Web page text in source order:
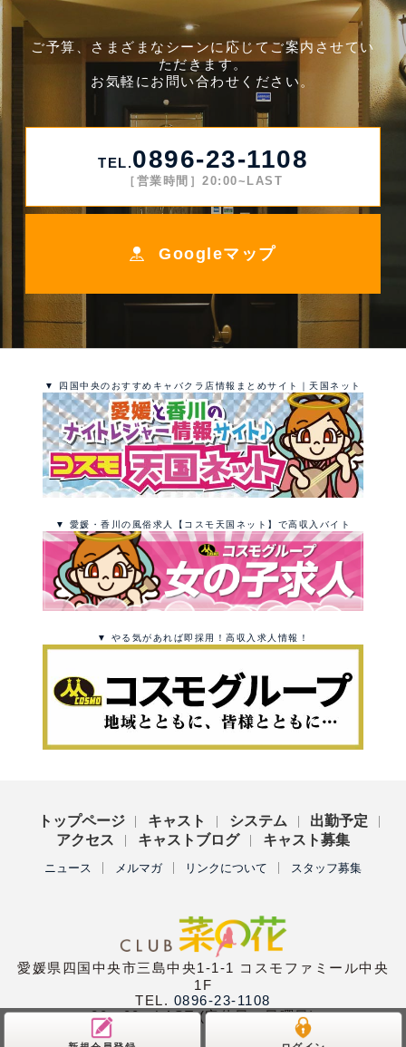
ご予算、さまざまなシーンに応じてご案内させてい
ただきます。
お気軽にお問い合わせください。
TEL.0896-23-1108
［営業時間］20:00~LAST
Googleマップ
▼ 四国中央のおすすめキャバクラ店情報まとめサイト｜天国ネット
▼ 愛媛・香川の風俗求人【コスモ天国ネット】で高収入バイト
▼ やる気があれば即採用！高収入求人情報！
トップページ キャスト システム
出勤予定
アクセス
キャストブログ キャスト募集
ニュース メルマガ リンクについて スタッフ募集
愛媛県四国中央市三島中央1-1-1 コスモファミール中央
1F
TEL. 0896-23-1108
20：00〜LAST (定休日：日曜日)